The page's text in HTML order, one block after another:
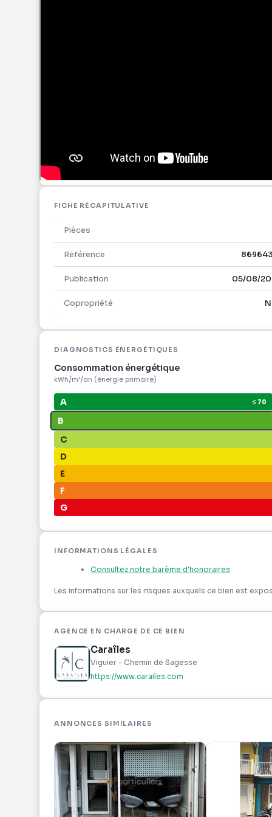
Les informations sur les risques auxquels ce bien
georisques.gouv.fr
FICHE RÉCAPITULATIVE
Pièces
Référence
Publication 05/08/
Copropriété
DIAGNOSTICS ÉNERGÉTIQUES
Consommation énergétique
kWh/m²/an (énergie primaire)
A ≤ 70
B
C
D
E
F
G
INFORMATIONS LÉGALES
Consultez notre barème d'honoraires
Les informations sur les risques auxquels ce bien est
AGENCE EN CHARGE DE CE BIEN
Caraîles
Viguier - Chemin de Sagesse
https://www.carailes.com
ANNONCES SIMILAIRES